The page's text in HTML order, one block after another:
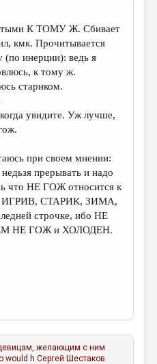
К ТОМУ Ж. Сбивает
кмк. Прочитывается
(по инерции): ведь я
к тому ж.
стариком.
увидите. Уж лучше,
при своем мнении:
прерывать и надо
что НЕ ГОЖ относится к
ИГРИВ, СТАРИК, ЗИМА,
строчке, ибо НЕ
НЕ ГОЖ и ХОЛОДЕН.
девицам, желающим с ним
would h Сергей Шестаков